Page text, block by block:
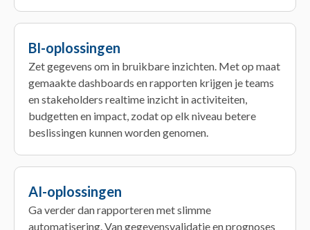
BI-oplossingen
Zet gegevens om in bruikbare inzichten. Met op maat
gemaakte dashboards en rapporten krijgen je teams
en stakeholders realtime inzicht in activiteiten,
budgetten en impact, zodat op elk niveau betere
beslissingen kunnen worden genomen.
AI-oplossingen
Ga verder dan rapporteren met slimme
automatisering. Van gegevensvalidatie en prognoses